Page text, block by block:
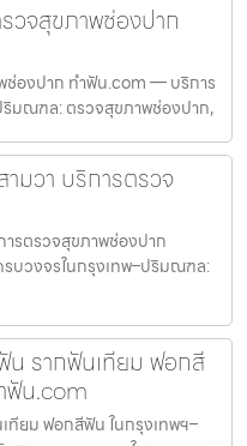
วจสุขภาพช่องปาก
องปาก ทำฟัน.com — บริการ
มณฑล: ตรวจสุขภาพช่องปาก,
มวา บริการตรวจ
รตรวจสุขภาพช่องปาก
วงจรในกรุงเทพ–ปริมณฑล:
รากฟันเทียม ฟอกสี
ฟัน.com
ยม ฟอกสีฟัน ในกรุงเทพฯ–